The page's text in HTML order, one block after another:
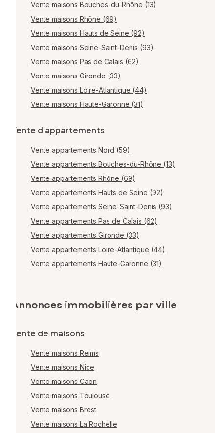
Vente maisons Bouches-du-Rhône (13)
Vente maisons Rhône (69)
Vente maisons Hauts de Seine (92)
Vente maisons Seine-Saint-Denis (93)
Vente maisons Pas de Calais (62)
Vente maisons Gironde (33)
Vente maisons Loire-Atlantique (44)
Vente maisons Haute-Garonne (31)
Vente d'appartements
Vente appartements Nord (59)
Vente appartements Bouches-du-Rhône (13)
Vente appartements Rhône (69)
Vente appartements Hauts de Seine (92)
Vente appartements Seine-Saint-Denis (93)
Vente appartements Pas de Calais (62)
Vente appartements Gironde (33)
Vente appartements Loire-Atlantique (44)
Vente appartements Haute-Garonne (31)
Annonces immobilières par ville
Vente de maisons
Vente maisons Reims
Vente maisons Nice
Vente maisons Caen
Vente maisons Toulouse
Vente maisons Brest
Vente maisons La Rochelle